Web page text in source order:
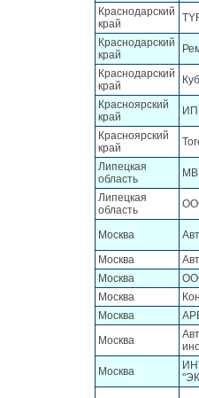
Краснодарский
край
Краснодарский
край
Краснодарский
край
Красноярский
край
Красноярский
край
Липецкая
область
Липецкая
область
Москва
Москва
Москва
Москва
Москва
Москва
Москва